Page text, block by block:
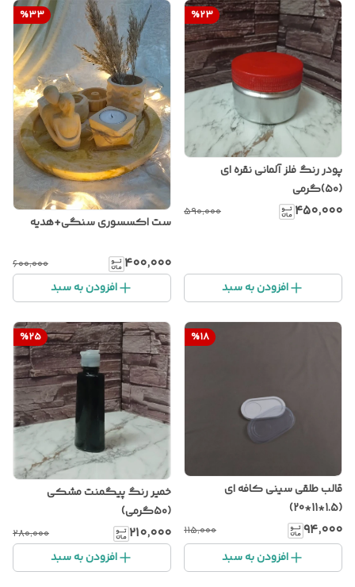
%23
پودر رنگ فلز آلمانی نقره ای
(۵۰)گرمی
۴۵۰٬۰۰۰ ۵۹۰٬۰۰۰
افزودن به سبد
%33
ست اکسسوری سنگی+هدیه
۴۰۰٬۰۰۰ ۶۰۰٬۰۰۰
افزودن به سبد
%18
قالب طلقی سینی کافه ای
(1.5*11*20)
۹۴٬۰۰۰ ۱۱۵٬۰۰۰
افزودن به سبد
%25
خمیر رنگ پیگمنت مشکی
(۵۰گرمی)
۲۱۰٬۰۰۰ ۲۸۰٬۰۰۰
افزودن به سبد